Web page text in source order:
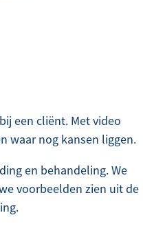
een cliënt. Met video
waar nog kansen liggen.
en behandeling. We
voorbeelden zien uit de